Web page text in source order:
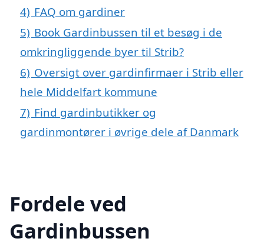
4) FAQ om gardiner
5) Book Gardinbussen til et besøg i de
omkringliggende byer til Strib?
6) Oversigt over gardinfirmaer i Strib eller
hele Middelfart kommune
7) Find gardinbutikker og
gardinmontører i øvrige dele af Danmark
Fordele ved
Gardinbussen